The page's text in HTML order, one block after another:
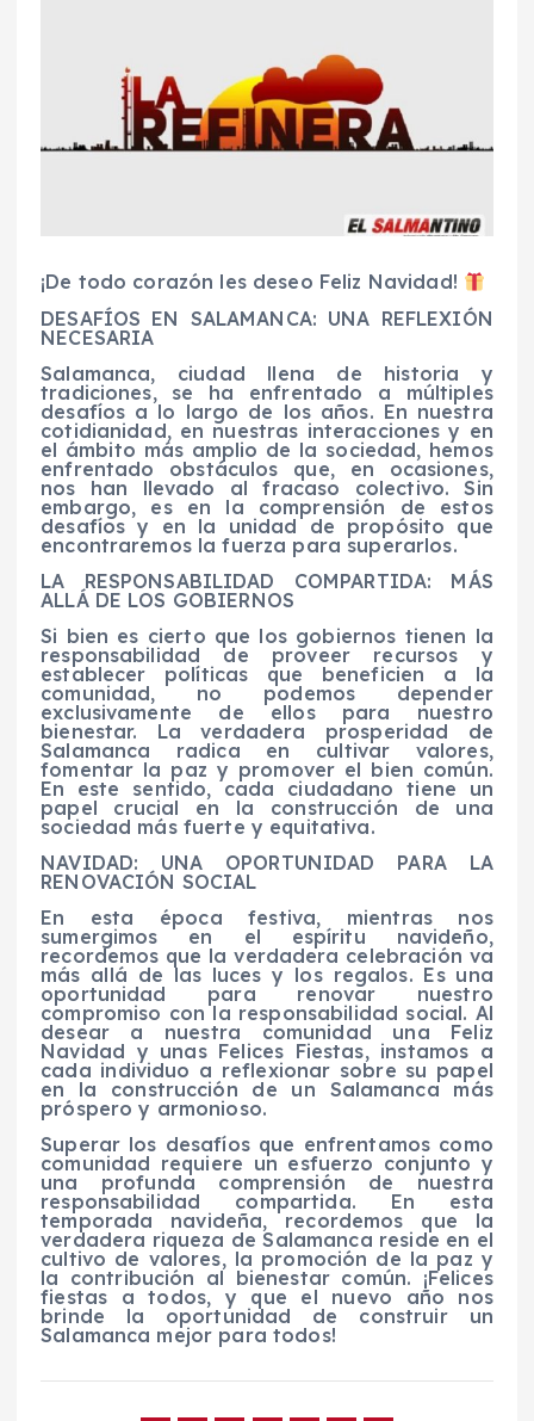
¡De todo corazón les deseo Feliz Navidad!
DESAFÍOS EN SALAMANCA: UNA REFLEXIÓN
NECESARIA
Salamanca, ciudad llena de historia y
tradiciones, se ha enfrentado a múltiples
desafíos a lo largo de los años. En nuestra
cotidianidad, en nuestras interacciones y en
el ámbito más amplio de la sociedad, hemos
enfrentado obstáculos que, en ocasiones,
nos han llevado al fracaso colectivo. Sin
embargo, es en la comprensión de estos
desafíos y en la unidad de propósito que
encontraremos la fuerza para superarlos.
LA RESPONSABILIDAD COMPARTIDA: MÁS
ALLÁ DE LOS GOBIERNOS
Si bien es cierto que los gobiernos tienen la
responsabilidad de proveer recursos y
establecer políticas que beneficien a la
comunidad, no podemos depender
exclusivamente de ellos para nuestro
bienestar. La verdadera prosperidad de
Salamanca radica en cultivar valores,
fomentar la paz y promover el bien común.
En este sentido, cada ciudadano tiene un
papel crucial en la construcción de una
sociedad más fuerte y equitativa.
NAVIDAD: UNA OPORTUNIDAD PARA LA
RENOVACIÓN SOCIAL
En esta época festiva, mientras nos
sumergimos en el espíritu navideño,
recordemos que la verdadera celebración va
más allá de las luces y los regalos. Es una
oportunidad para renovar nuestro
compromiso con la responsabilidad social. Al
desear a nuestra comunidad una Feliz
Navidad y unas Felices Fiestas, instamos a
cada individuo a reflexionar sobre su papel
en la construcción de un Salamanca más
próspero y armonioso.
Superar los desafíos que enfrentamos como
comunidad requiere un esfuerzo conjunto y
una profunda comprensión de nuestra
responsabilidad compartida. En esta
temporada navideña, recordemos que la
verdadera riqueza de Salamanca reside en el
cultivo de valores, la promoción de la paz y
la contribución al bienestar común. ¡Felices
fiestas a todos, y que el nuevo año nos
brinde la oportunidad de construir un
Salamanca mejor para todos!